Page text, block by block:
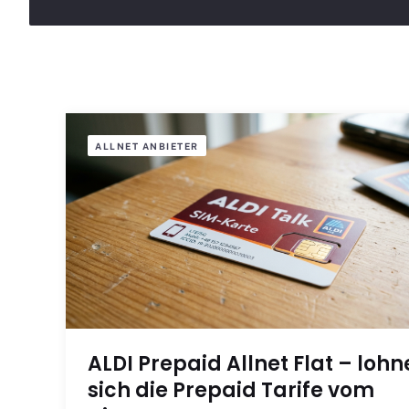
ALLNET ANBIETER
ALDI Prepaid Allnet Flat –
sich die Prepaid Tarife vom